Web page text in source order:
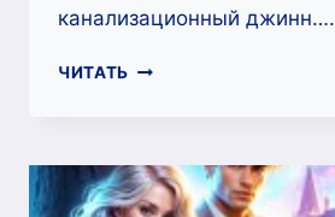
канализационный джинн….
ЧИТАТЬ ФАКУЛЬТЕТ
МАРИЯ
ЛУНЁВА